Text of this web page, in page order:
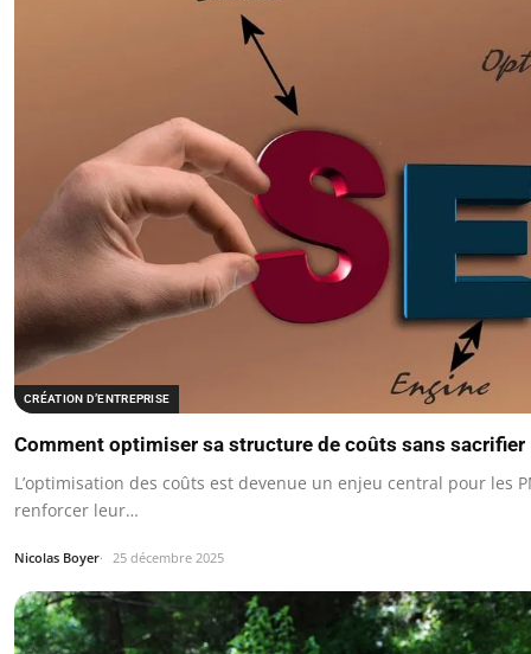
CRÉATION D’ENTREPRISE
Comment optimiser sa structure de coûts sans sacrifier
L’optimisation des coûts est devenue un enjeu central pour les
renforcer leur…
Nicolas Boyer 25 décembre 2025